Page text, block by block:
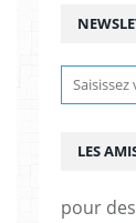
LES
pour